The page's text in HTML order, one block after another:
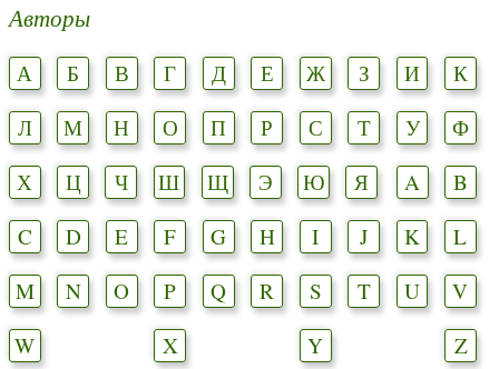
Авторы
А Б В Г Д Е Ж З И
К
Л
М Н О П Р С Т У
Ф
Х
Ц Ч Ш Щ Э Ю Я A
B
C
D E F G H I J K
L
M
N O P Q R S T U
V
W
X Y Z